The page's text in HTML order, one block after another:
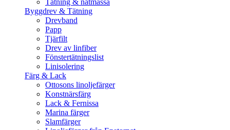
Tätning & nåtmassa
Byggdrev & Tätning
Drevband
Papp
Tjärfilt
Drev av linfiber
Fönstertätningslist
Linisolering
Färg & Lack
Ottosons linoljefärger
Konstnärsfärg
Lack & Fernissa
Marina färger
Slamfärger